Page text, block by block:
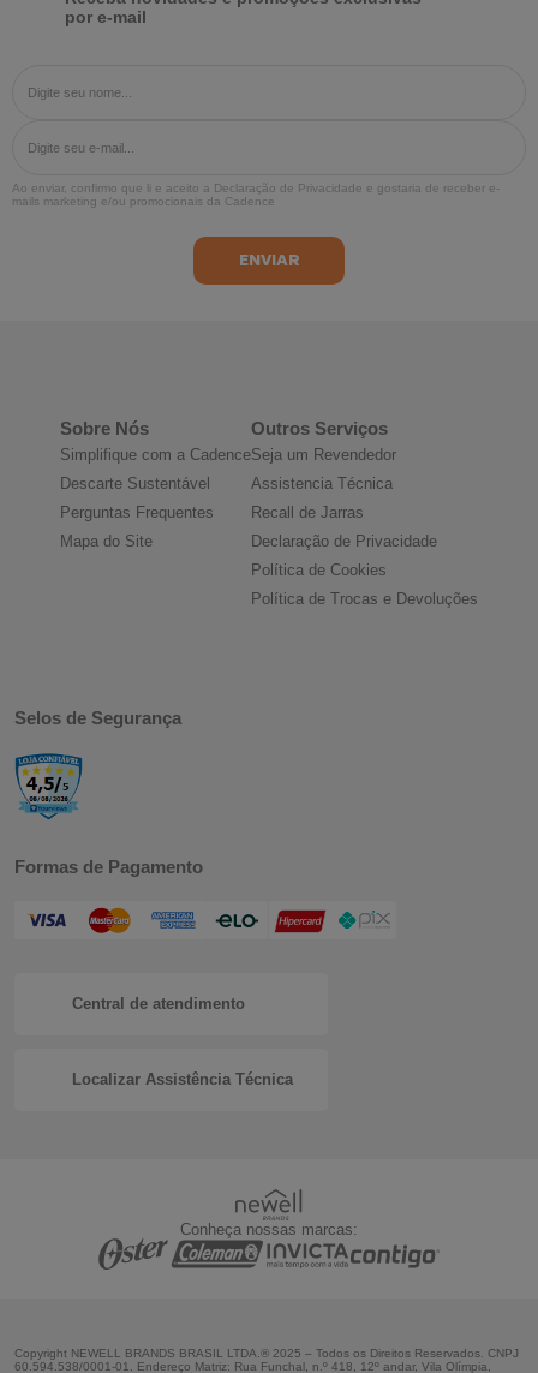
por e-mail
Ao enviar, confirmo que li e aceito a Declaração de Privacidade e gostaria de receber e-
mails marketing e/ou promocionais da Cadence
Sobre Nós
Simplifique com a Cadence
Descarte Sustentável
Perguntas Frequentes
Mapa do Site
Outros Serviços
Seja um Revendedor
Assistencia Técnica
Recall de Jarras
Declaração de Privacidade
Política de Cookies
Política de Trocas e Devoluções
Selos de Segurança
Formas de Pagamento
Central de atendimento
Localizar Assistência Técnica
Conheça nossas marcas:
Copyright NEWELL BRANDS BRASIL LTDA.® 2025 – Todos os Direitos Reservados. CNPJ
60.594.538/0001-01. Endereço Matriz: Rua Funchal, n.º 418, 12º andar, Vila Olímpia,